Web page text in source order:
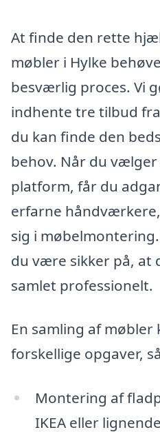
At finde den rette
møbler i Hylke
besværlig proces. Vi
indhente tre tilbud
du kan finde den
behov. Når du
platform, får du
erfarne
sig i
du være sikker på, at
samlet professionelt.
En samling af
forskellige opgaver,
Montering af
IKEA eller